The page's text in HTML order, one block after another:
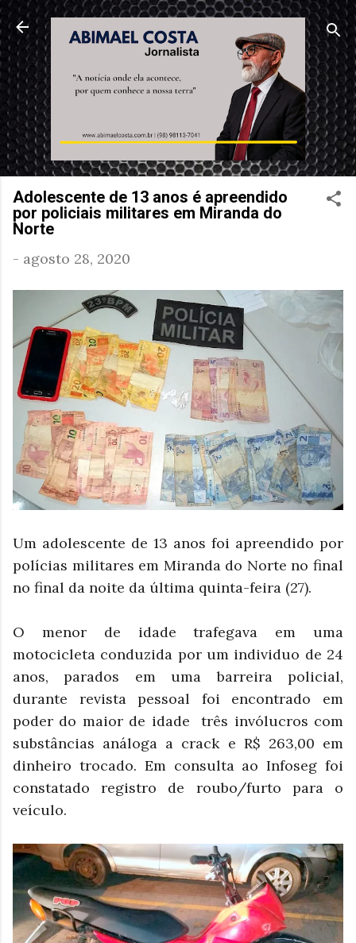
Pular para o conteúdo principal
Adolescente de 13 anos é apreendido
por policiais militares em Miranda do
Norte
- agosto 28, 2020
Um adolescente de 13 anos foi apreendido por
polícias militares em Miranda do Norte no final
no final da noite da última quinta-feira (27).
O menor de idade trafegava em uma
motocicleta conduzida por um individuo de 24
anos, parados em uma barreira policial,
durante revista pessoal foi encontrado em
poder do maior de idade três invólucros com
substâncias análoga a crack e R$ 263,00 em
dinheiro trocado. Em consulta ao Infoseg foi
constatado registro de roubo/furto para o
veículo.